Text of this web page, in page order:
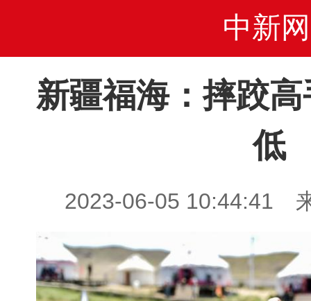
中新网
新疆福海：摔跤
低
2023-06-05 10:44:41